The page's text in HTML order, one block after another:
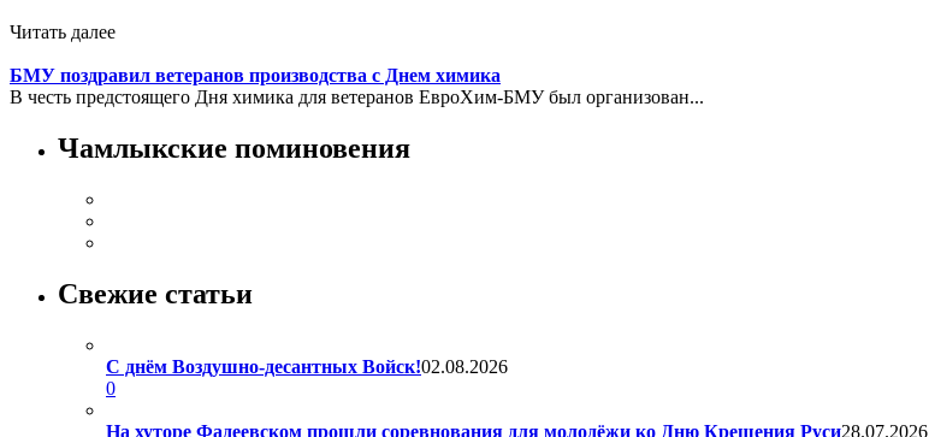
Читать далее
БМУ поздравил ветеранов производства с Днем химика
В честь предстоящего Дня химика для ветеранов ЕвроХим-БМУ был организован...
Чамлыкские поминовения
Свежие статьи
С днём Воздушно-десантных Войск!02.08.2026
0
На хуторе Фадеевском прошли соревнования для молодёжи ко Дню Крещения Руси28.07.2026